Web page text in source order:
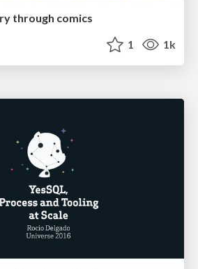
through comics
1 1k